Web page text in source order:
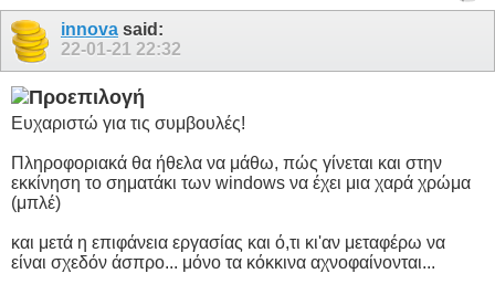
innova said:
22-01-21 22:32
Ευχαριστώ για τις συμβουλές!
Πληροφοριακά θα ήθελα να μάθω, πώς γίνεται και στην
εκκίνηση το σηματάκι των windows να έχει μια χαρά χρώμα
(μπλέ)
και μετά η επιφάνεια εργασίας και ό,τι κι'αν μεταφέρω να
είναι σχεδόν άσπρο... μόνο τα κόκκινα αχνοφαίνονται...